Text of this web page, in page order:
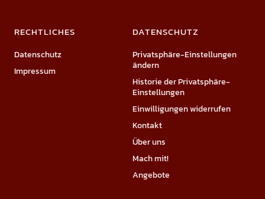
RECHTLICHES
Datenschutz
Impressum
DATENSCHUTZ
Privatsphäre-Einstellungen
ändern
Historie der Privatsphäre-
Einstellungen
Einwilligungen widerrufen
Kontakt
Über uns
Mach mit!
Angebote